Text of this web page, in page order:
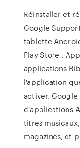
Réinstaller et
Google
tablette
Play Store .
applications
l'application
activer. Google
d'applications
titres
magazines, et